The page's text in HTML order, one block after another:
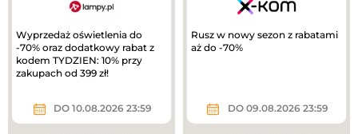
Wyprzedaż oświetlenia do
-70% oraz dodatkowy rabat z
kodem TYDZIEN: 10% przy
zakupach od 399 zł!
DO 10.08.2026 23:59
Rusz w nowy sezon z rabatami
aż do -70%
DO 09.08.2026 23:59